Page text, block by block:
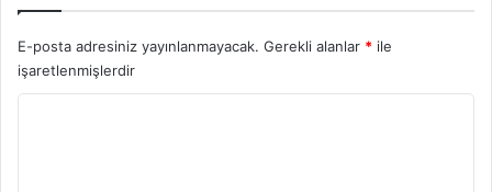
E-posta adresiniz yayınlanmayacak. Gerekli alanlar * ile
işaretlenmişlerdir